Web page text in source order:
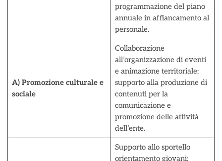
programmazione del piano
annuale in affiancamento al
personale.
A) Promozione culturale e
sociale
Collaborazione
all’organizzazione di eventi
e animazione territoriale;
supporto alla produzione di
contenuti per la
comunicazione e
promozione delle attività
dell’ente.
Supporto allo sportello
orientamento giovani;